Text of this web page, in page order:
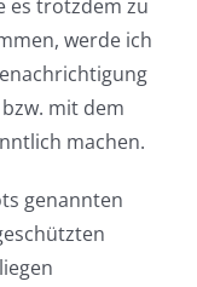
es trotzdem zu
werde ich
mit dem
machen.
genannten